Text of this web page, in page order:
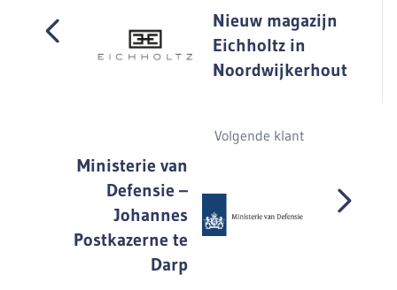
Nieuw magazijn
Eichholtz in
Noordwijkerhout
Volgende klant
Ministerie van
Defensie –
Johannes
Postkazerne te
Darp